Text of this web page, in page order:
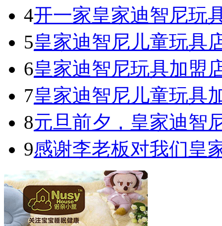
4开一家皇家迪智尼玩
5皇家迪智尼儿童玩具
6皇家迪智尼玩具加盟
7皇家迪智尼儿童玩具
8元旦前夕，皇家迪智
9感谢李老板对我们皇